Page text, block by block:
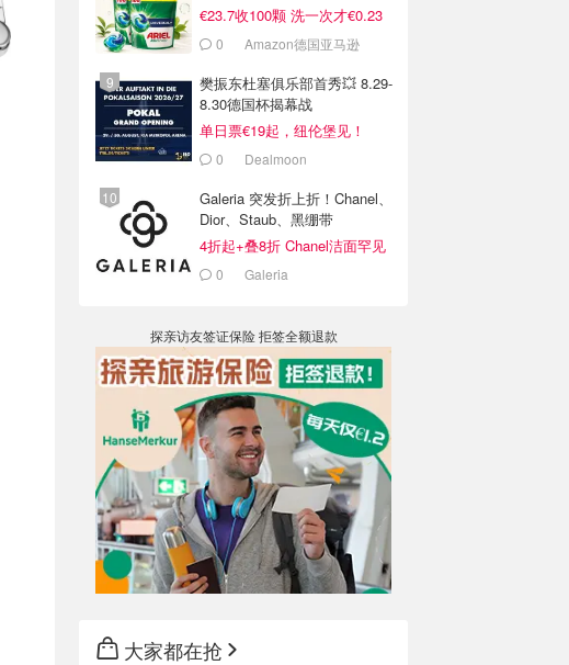
€23.7收100颗 洗一次才€0.23
0 Amazon德国亚马逊
樊振东杜塞俱乐部首秀💥 8.29-
8.30德国杯揭幕战
单日票€19起，纽伦堡见！
0 Dealmoon
Galeria 突发折上折！Chanel、
Dior、Staub、黑绷带
4折起+叠8折 Chanel洁面罕见
€430 Galeria
探亲访友签证保险 拒签全额退款
大家都在抢